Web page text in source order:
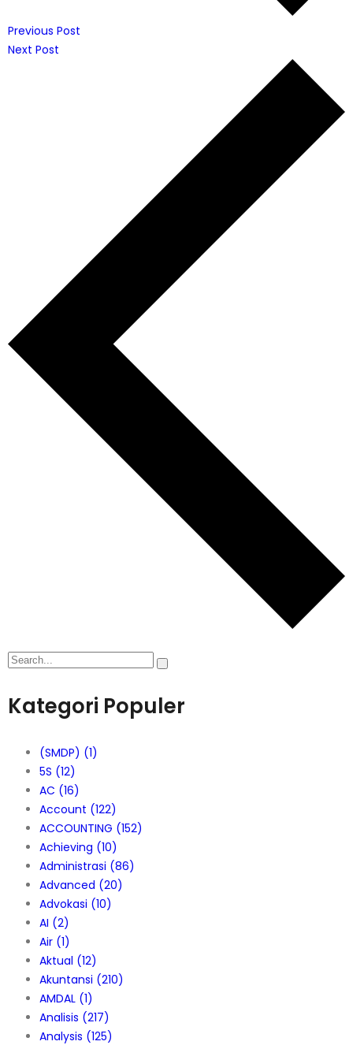
Previous Post
Next Post
Kategori Populer
(SMDP) (1)
5S (12)
AC (16)
Account (122)
ACCOUNTING (152)
Achieving (10)
Administrasi (86)
Advanced (20)
Advokasi (10)
AI (2)
Air (1)
Aktual (12)
Akuntansi (210)
AMDAL (1)
Analisis (217)
Analysis (125)